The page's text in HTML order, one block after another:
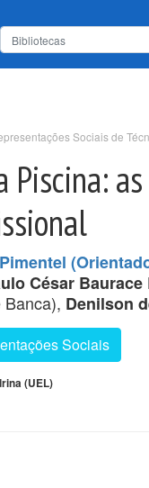
Sociais de
César Baurace
Banca), Denilson
Sociais
(UEL)